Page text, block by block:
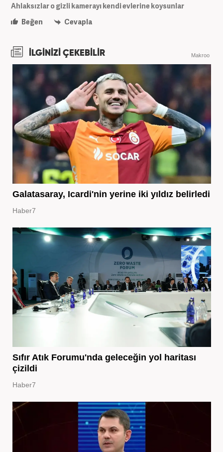
Ahlaksızlar o gizli kamerayı kendi evlerine koysunlar
Beğen
Cevapla
İLGİNİZİ ÇEKEBİLİR Makroo
Galatasaray, Icardi'nin yerine iki yıldız belirledi
Haber7
Sıfır Atık Forumu'nda geleceğin yol haritası
çizildi
Haber7